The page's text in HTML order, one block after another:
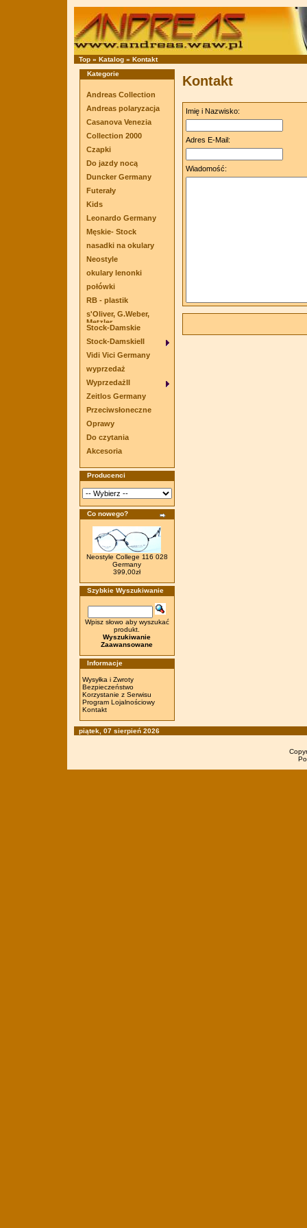
Top» Katalog» Kontakt
Kategorie
Producenci
Co nowego?
Neostyle College 116 028
Germany
399,00zł
Szybkie Wyszukiwanie
Wpisz słowo aby wyszukać
produkt.
Wyszukiwanie
Zaawansowane
Informacje
Wysyłka i Zwroty
Bezpieczeństwo
Korzystanie z Serwisu
Program Lojalnościowy
Kontakt
Kontakt
Imię i Nazwisko:
Adres E-Mail:
Wiadomość:
piątek, 07 sierpień 2026
Andreas Collection
Andreas polaryzacja
Casanova Venezia
Collection 2000
Czapki
Do jazdy nocą
Duncker Germany
Futerały
Kids
Leonardo Germany
Męskie- Stock
nasadki na okulary
Neostyle
okulary lenonki
połówki
RB - plastik
s'Oliver, G.Weber,
Metzler
Stock-Damskie
Stock-DamskieII
Vidi Vici Germany
wyprzedaż
WyprzedażII
Zeitlos Germany
Przeciwsłoneczne
Oprawy
Do czytania
Akcesoria